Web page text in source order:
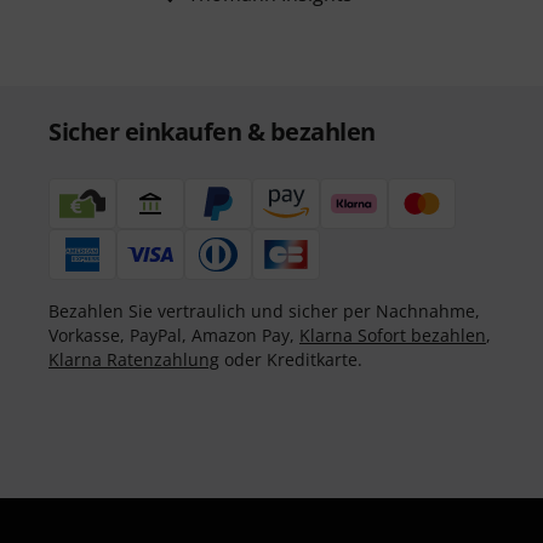
Sicher einkaufen & bezahlen
Bezahlen Sie vertraulich und sicher per Nachnahme,
Vorkasse, PayPal, Amazon Pay, Klarna Sofort bezahlen,
Klarna Ratenzahlung oder Kreditkarte.